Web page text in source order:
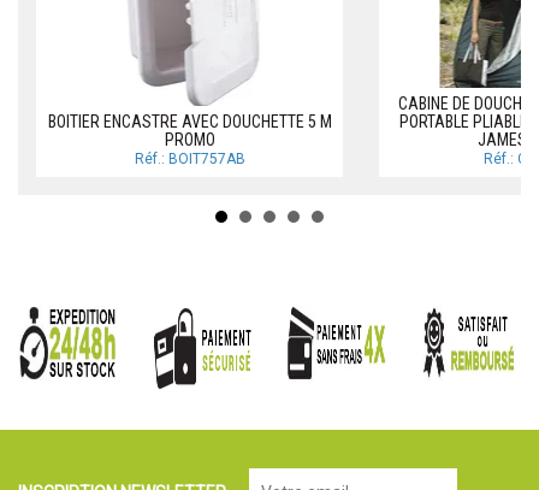
BOITIER ENCASTRE AVEC DOUCHETTE 5 M
PROMO
Réf.: BOIT757AB
CABINE DE DOUCHE
PORTABLE PLIABLE
JAMES
Réf.: